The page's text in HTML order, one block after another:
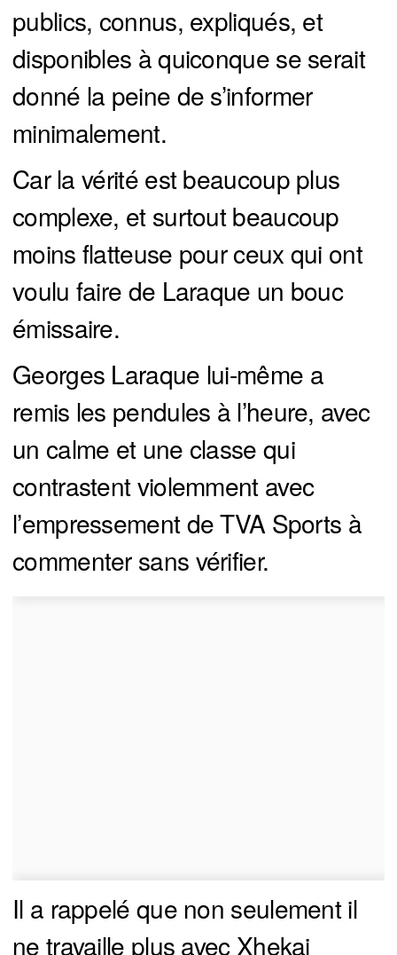
publics, connus, expliqués, et
disponibles à quiconque se serait
donné la peine de s’informer
minimalement.
Car la vérité est beaucoup plus
complexe, et surtout beaucoup
moins flatteuse pour ceux qui ont
voulu faire de Laraque un bouc
émissaire.
Georges Laraque lui-même a
remis les pendules à l’heure, avec
un calme et une classe qui
contrastent violemment avec
l’empressement de TVA Sports à
commenter sans vérifier.
Il a rappelé que non seulement il
ne travaille plus avec Xhekaj